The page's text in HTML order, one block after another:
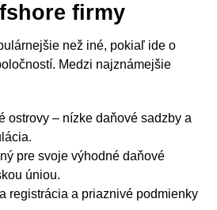
firmy
než iné, pokiaľ ide o
Medzi najznámejšie
ostrovy – nízke daňové sadzby a
pre svoje výhodné daňové
úniou.
registrácia a priaznivé podmienky